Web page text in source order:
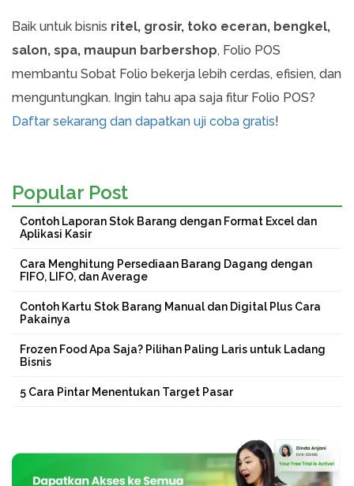
Baik untuk bisnis ritel, grosir, toko eceran, bengkel,
salon, spa, maupun barbershop, Folio POS
membantu Sobat Folio bekerja lebih cerdas, efisien, dan
menguntungkan. Ingin tahu apa saja fitur Folio POS?
Daftar sekarang dan dapatkan uji coba gratis!
Popular Post
Contoh Laporan Stok Barang dengan Format Excel dan
Aplikasi Kasir
Cara Menghitung Persediaan Barang Dagang dengan
FIFO, LIFO, dan Average
Contoh Kartu Stok Barang Manual dan Digital Plus Cara
Pakainya
Frozen Food Apa Saja? Pilihan Paling Laris untuk Ladang
Bisnis
5 Cara Pintar Menentukan Target Pasar